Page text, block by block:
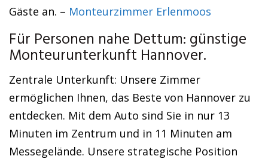
Gäste an. – Monteurzimmer Erlenmoos
Für Personen nahe Dettum: günstige
Monteurunterkunft Hannover.
Zentrale Unterkunft: Unsere Zimmer
ermöglichen Ihnen, das Beste von Hannover zu
entdecken. Mit dem Auto sind Sie in nur 13
Minuten im Zentrum und in 11 Minuten am
Messegelände. Unsere strategische Position